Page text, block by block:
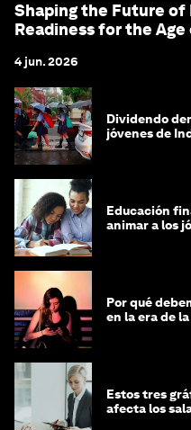
Shaping the Future of
Readiness for the Age
4 jun. 2026
Dividendo
jóvenes de
Educación
animar a los
Por qué
en la era de
Estos tres
afecta los